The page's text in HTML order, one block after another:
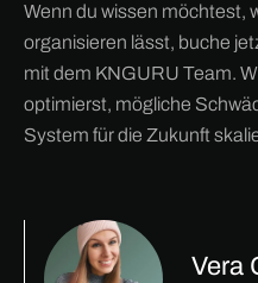
Wenn du wissen möchtest,
organisieren lässt, buche
mit dem KNGURU Team.
optimierst, mögliche
System für die Zukunft
Vera